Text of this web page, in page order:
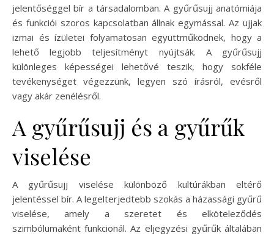
jelentőséggel bír a társadalomban. A gyűrűsujj anatómiája
és funkciói szoros kapcsolatban állnak egymással. Az ujjak
izmai és ízületei folyamatosan együttműködnek, hogy a
lehető legjobb teljesítményt nyújtsák. A gyűrűsujj
különleges képességei lehetővé teszik, hogy sokféle
tevékenységet végezzünk, legyen szó írásról, evésről
vagy akár zenélésről.
A gyűrűsujj és a gyűrűk
viselése
A gyűrűsujj viselése különböző kultúrákban eltérő
jelentéssel bír. A legelterjedtebb szokás a házassági gyűrű
viselése, amely a szeretet és elköteleződés
szimbólumaként funkcionál. Az eljegyzési gyűrűk általában